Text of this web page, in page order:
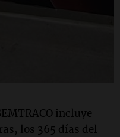
incluye
los 365 días del